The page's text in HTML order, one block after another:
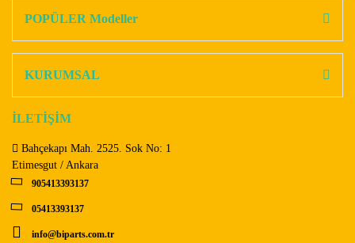
Ürün açıklamasında eksik bilgiler bulunuyor.
Bu ürüne benzer farklı alternatifler olmalı.
POPÜLER Modeller
KURUMSAL
İLETİŞİM
Bahçekapı Mah. 2525. Sok No: 1
Etimesgut / Ankara
905413393137
05413393137
info@biparts.com.tr